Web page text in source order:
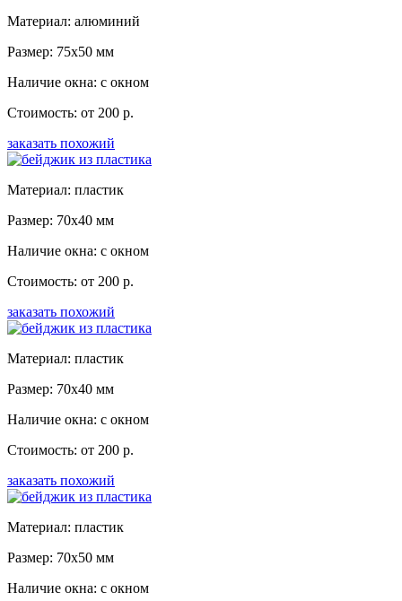
Материал: алюминий
Размер: 75x50 мм
Наличие окна: с окном
Стоимость: от 200 р.
заказать похожий
Материал: пластик
Размер: 70x40 мм
Наличие окна: с окном
Стоимость: от 200 р.
заказать похожий
Материал: пластик
Размер: 70x40 мм
Наличие окна: с окном
Стоимость: от 200 р.
заказать похожий
Материал: пластик
Размер: 70x50 мм
Наличие окна: с окном